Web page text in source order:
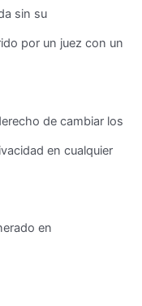
sin su
por un juez con un
de cambiar los
en cualquier
en